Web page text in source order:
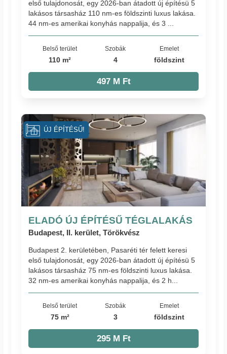
első tulajdonosát, egy 2026-ban átadott új építésü 5
lakásos társasház 110 nm-es földszinti luxus lakása.
44 nm-es amerikai konyhás nappalija, és 3 ...
Belső terület
110 m²
Szobák
4
Emelet
földszint
497 M Ft
ELADÓ ÚJ ÉPÍTÉSŰ TÉGLALAKÁS
Budapest, II. kerület, Törökvész
Budapest 2. kerületében, Pasaréti tér felett keresi
első tulajdonosát, egy 2026-ban átadott új építésü 5
lakásos társasház 75 nm-es földszinti luxus lakása.
32 nm-es amerikai konyhás nappalija, és 2 h...
Belső terület
75 m²
Szobák
3
Emelet
földszint
295 M Ft
ÚJ ÉPÍTÉSŰ!